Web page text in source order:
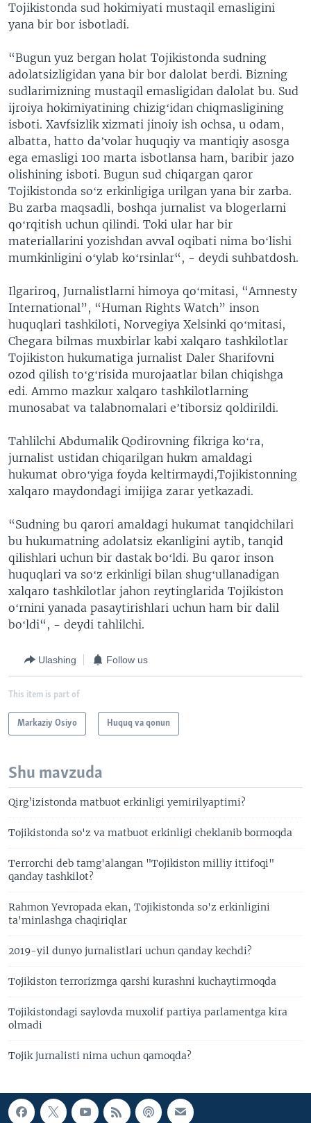
Tojikistonda sud hokimiyati mustaqil emasligini
yana bir bor isbotladi.
“Bugun yuz bergan holat Tojikistonda sudning
adolatsizligidan yana bir bor dalolat berdi. Bizning
sudlarimizning mustaqil emasligidan dalolat bu. Sud
ijroiya hokimiyatining chizigʻidan chiqmasligining
isboti. Xavfsizlik xizmati jinoiy ish ochsa, u odam,
albatta, hatto daʼvolar huquqiy va mantiqiy asosga
ega emasligi 100 marta isbotlansa ham, baribir jazo
olishining isboti. Bugun sud chiqargan qaror
Tojikistonda soʻz erkinligiga urilgan yana bir zarba.
Bu zarba maqsadli, boshqa jurnalist va blogerlarni
qoʻrqitish uchun qilindi. Toki ular har bir
materiallarini yozishdan avval oqibati nima boʻlishi
mumkinligini oʻylab koʻrsinlar“, - deydi suhbatdosh.
Ilgariroq, Jurnalistlarni himoya qoʻmitasi, “Amnesty
International”, “Human Rights Watch” inson
huquqlari tashkiloti, Norvegiya Xelsinki qoʻmitasi,
Chegara bilmas muxbirlar kabi xalqaro tashkilotlar
Tojikiston hukumatiga jurnalist Daler Sharifovni
ozod qilish toʻgʻrisida murojaatlar bilan chiqishga
edi. Ammo mazkur xalqaro tashkilotlarning
munosabat va talabnomalari eʼtiborsiz qoldirildi.
Tahlilchi Abdumalik Qodirovning fikriga koʻra,
jurnalist ustidan chiqarilgan hukm amaldagi
hukumat obroʻyiga foyda keltirmaydi,Tojikistonning
xalqaro maydondagi imijiga zarar yetkazadi.
“Sudning bu qarori amaldagi hukumat tanqidchilari
bu hukumatning adolatsiz ekanligini aytib, tanqid
qilishlari uchun bir dastak boʻldi. Bu qaror inson
huquqlari va soʻz erkinligi bilan shugʻullanadigan
xalqaro tashkilotlar jahon reytinglarida Tojikiston
oʻrnini yanada pasaytirishlari uchun ham bir dalil
boʻldi“, - deydi tahlilchi.
Ulashing Follow us
This item is part of
Markaziy Osiyo Huquq va qonun
Shu mavzuda
Qirg’izistonda matbuot erkinligi yemirilyaptimi?
Tojikistonda so'z va matbuot erkinligi cheklanib bormoqda
Terrorchi deb tamg'alangan "Tojikiston milliy ittifoqi"
qanday tashkilot?
Rahmon Yevropada ekan, Tojikistonda so'z erkinligini
ta'minlashga chaqiriqlar
2019-yil dunyo jurnalistlari uchun qanday kechdi?
Tojikiston terrorizmga qarshi kurashni kuchaytirmoqda
Tojikistondagi saylovda muxolif partiya parlamentga kira
olmadi
Tojik jurnalisti nima uchun qamoqda?